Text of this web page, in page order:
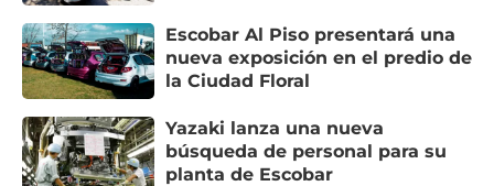
Escobar Al Piso presentará una
nueva exposición en el predio de
la Ciudad Floral
Yazaki lanza una nueva
búsqueda de personal para su
planta de Escobar